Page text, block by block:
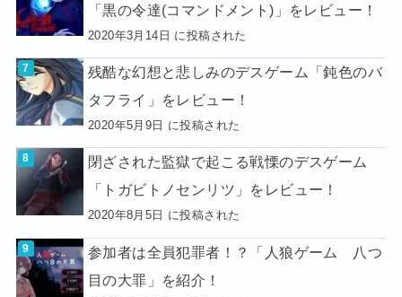
「黒の令達(コマンドメント)」をレビュー！
2020年3月14日 に投稿された
残酷な幻想と悲しみのデスゲーム「鈍色のバ
タフライ」をレビュー！
2020年5月9日 に投稿された
閉ざされた監獄で起こる戦慄のデスゲーム
「トガビトノセンリツ」をレビュー！
2020年8月5日 に投稿された
参加者は全員犯罪者！？「人狼ゲーム 八つ
目の大罪」を紹介！